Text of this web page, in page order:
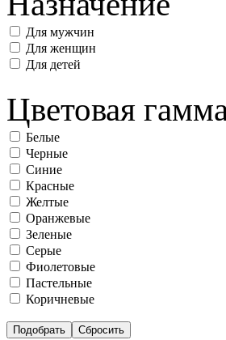
Для мужчин
Для женщин
Для детей
Цветовая
Белые
Черные
Синие
Красные
Желтые
Оранжевые
Зеленые
Серые
Фиолетовые
Пастельные
Коричневые